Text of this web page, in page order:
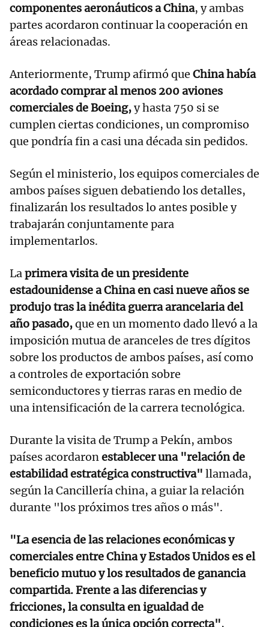
componentes aeronáuticos a China, y ambas
partes acordaron continuar la cooperación en
áreas relacionadas.
Anteriormente, Trump afirmó que China había
acordado comprar al menos 200 aviones
comerciales de Boeing,y hasta 750 si se
cumplen ciertas condiciones, un compromiso
que pondría fin a casi una década sin pedidos.
Según el ministerio, los equipos comerciales de
ambos países siguen debatiendo los detalles,
finalizarán los resultados lo antes posible y
trabajarán conjuntamente para
implementarlos.
Laprimera visita de un presidente
estadounidense a China en casi nueve años se
produjo tras la inédita guerra arancelaria del
año pasado,que en un momento dado llevó a la
imposición mutua de aranceles de tres dígitos
sobre los productos de ambos países, así como
a controles de exportación sobre
semiconductores y tierras raras en medio de
una intensificación de la carrera tecnológica.
Durante la visita de Trump a Pekín, ambos
países acordaronestablecer una "relación de
estabilidad estratégica constructiva" llamada,
según la Cancillería china, a guiar la relación
durante "los próximos tres años o más".
"La esencia de las relaciones económicas y
comerciales entre China y Estados Unidos es el
beneficio mutuo y los resultados de ganancia
compartida. Frente a las diferencias y
fricciones, la consulta en igualdad de
condiciones es la única opción correcta",